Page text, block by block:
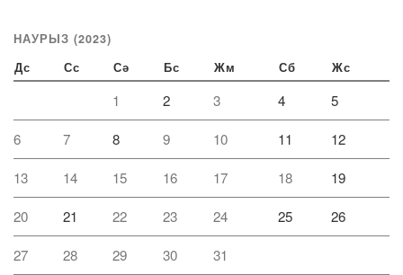
НАУРЫЗ (2023)
Дс Сс Сә Бс Жм Сб Жс
1 2 3 4 5
6 7 8 9 10 11 12
13 14 15 16 17 18 19
20 21 22 23 24 25 26
27 28 29 30
31